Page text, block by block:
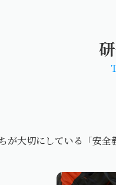
が大切にしている「安